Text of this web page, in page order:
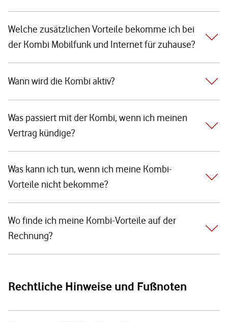
Welche zusätzlichen Vorteile bekomme ich bei
der Kombi Mobilfunk und Internet für zuhause?
Wann wird die Kombi aktiv?
Was passiert mit der Kombi, wenn ich meinen
Vertrag kündige?
Was kann ich tun, wenn ich meine Kombi-
Vorteile nicht bekomme?
Wo finde ich meine Kombi-Vorteile auf der
Rechnung?
Rechtliche Hinweise und Fußnoten